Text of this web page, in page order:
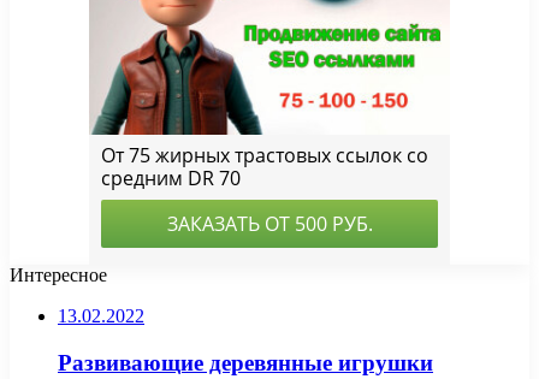
Интересное
13.02.2022
Развивающие деревянные игрушки